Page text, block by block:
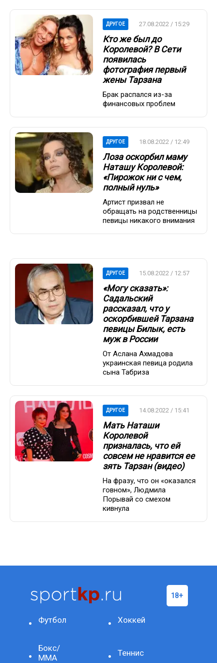
ДРУГОЕ 27.08.2022 / 15:29
Кто же был до
Королевой? В Сети
появилась
фотография первый
жены Тарзана
Брак распался из-за
финансовых проблем
ДРУГОЕ 18.08.2022 / 12:49
Лоза оскорбил маму
Наташу Королевой:
«Пирожок ни с чем,
полный нуль»
Артист призвал не
обращать на родственницы
певицы никакого внимания
ДРУГОЕ 15.08.2022 / 12:57
«Могу сказать»:
Садальский
рассказал, что у
оскорбившей Тарзана
певицы Билык, есть
муж в России
От Аслана Ахмадова
украинская певица родила
сына Табриза
ДРУГОЕ 14.08.2022 / 15:41
Мать Наташи
Королевой
призналась, что ей
совсем не нравится ее
зять Тарзан (видео)
На фразу, что он «оказался
говном», Людмила
Порывай со смехом
кивнула
Футбол Хоккей
Бокс/
ММА
Теннис